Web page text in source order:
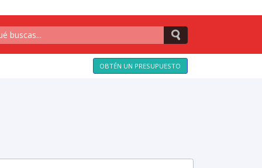
OBTÉN UN PRESUPUESTO